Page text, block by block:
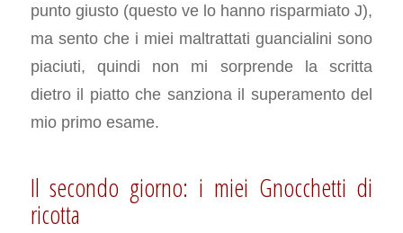
punto giusto (questo ve lo hanno risparmiato J),
ma sento che i miei maltrattati guancialini sono
piaciuti, quindi non mi sorprende la scritta
dietro il piatto che sanziona il superamento del
mio primo esame.
Il secondo giorno: i miei Gnocchetti di
ricotta